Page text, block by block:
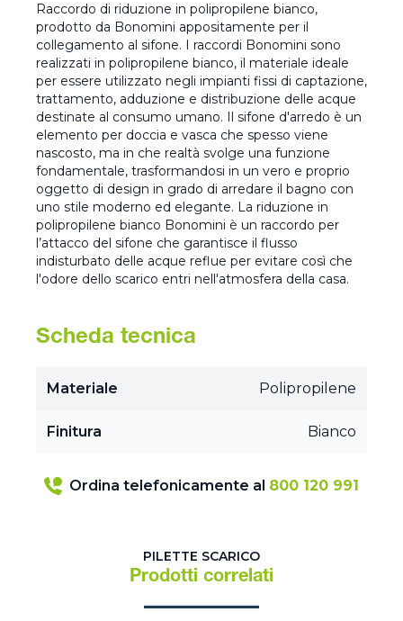
Raccordo di riduzione in polipropilene bianco,
prodotto da Bonomini appositamente per il
collegamento al sifone. I raccordi Bonomini sono
realizzati in polipropilene bianco, il materiale ideale
per essere utilizzato negli impianti fissi di captazione,
trattamento, adduzione e distribuzione delle acque
destinate al consumo umano. Il sifone d'arredo è un
elemento per doccia e vasca che spesso viene
nascosto, ma in che realtà svolge una funzione
fondamentale, trasformandosi in un vero e proprio
oggetto di design in grado di arredare il bagno con
uno stile moderno ed elegante. La riduzione in
polipropilene bianco Bonomini è un raccordo per
l’attacco del sifone che garantisce il flusso
indisturbato delle acque reflue per evitare così che
l'odore dello scarico entri nell'atmosfera della casa.
Scheda tecnica
Materiale Polipropilene
Finitura Bianco
Ordina telefonicamente al 800 120 991
PILETTE SCARICO
Prodotti correlati